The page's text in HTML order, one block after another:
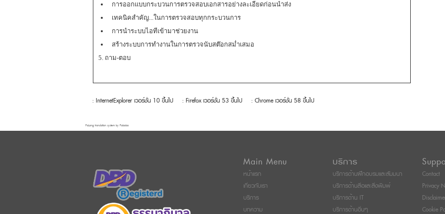
การออกแบบกระบวนการตรวจสอบเอกสารอย่างละเอียดก่อนนำส่ง
เทคนิคสำคัญ...ในการตรวจสอบทุกกระบวนการ
การนำระบบไอทีเข้ามาช่วยงาน
สร้างระบบการทำงานในการตรวจนับสต๊อกสม่ำเสมอ
5. ถาม-ตอบ
: InternetExplorer เวอร์ชั่น 10 ขึ้นไป : Firefox เวอร์ชั่น 53 ขึ้นไป : Chrome เวอร์ชั่น 58 ขึ้นไป
FaLang translation system by Faboba
Main Menu
หน้าแรก
เกี่ยวกับเรา
บริการ
บทความ
บริการ
บริการด้านฝึกอบรมและสัมมนา
บริการด้านสื่อและสิ่งพิมพ์
บริการด้าน IT
บริการด้านอื่นๆ
Contact
Privacy
Cookie